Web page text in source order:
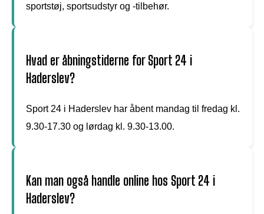
sportstøj, sportsudstyr og -tilbehør.
Hvad er åbningstiderne for Sport 24 i
Haderslev?
Sport 24 i Haderslev har åbent mandag til fredag kl.
9.30-17.30 og lørdag kl. 9.30-13.00.
Kan man også handle online hos Sport 24 i
Haderslev?